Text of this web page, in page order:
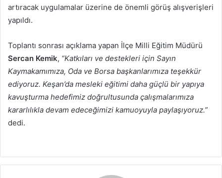
artıracak uygulamalar üzerine de önemli görüş alışverişleri
yapıldı.
Toplantı sonrası açıklama yapan İlçe Milli Eğitim Müdürü
Sercan Kemik, “Katkıları ve destekleri için Sayın
Kaymakamımıza, Oda ve Borsa başkanlarımıza teşekkür
ediyoruz. Keşan’da mesleki eğitimi daha güçlü bir yapıya
kavuşturma hedefimiz doğrultusunda çalışmalarımıza
kararlılıkla devam edeceğimizi kamuoyuyla paylaşıyoruz.”
dedi.